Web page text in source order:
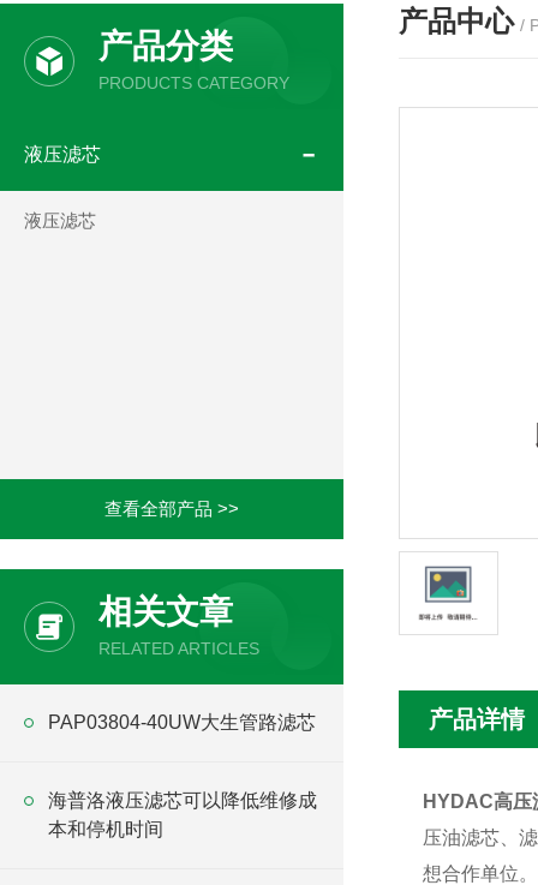
产品分类
PRODUCTS CATEGORY
液压滤芯
液压滤芯
查看全部产品 >>
相关文章
RELATED ARTICLES
PAP03804-40UW大生管路滤芯
海普洛液压滤芯可以降低维修成
本和停机时间
产品中心 /
产品详情
HYDAC高
压油滤芯、
想合作单位